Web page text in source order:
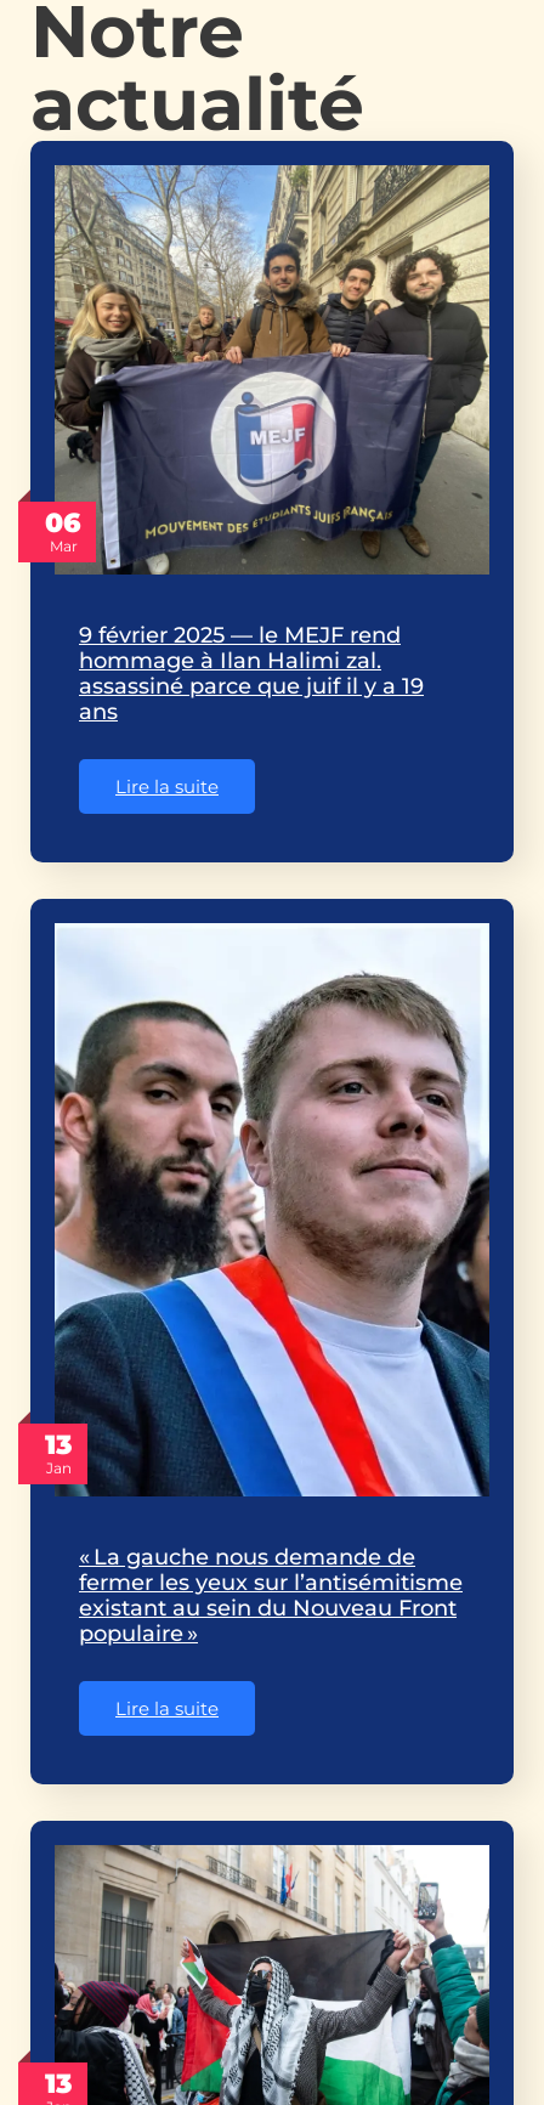
Notre
actualité
06
Mar
9 février 2025 — le MEJF rend
hommage à Ilan Halimi zal.
assassiné parce que juif il y a 19
ans
Lire la suite
13
Jan
« La gauche nous demande de
fermer les yeux sur l’antisémitisme
existant au sein du Nouveau Front
populaire »
Lire la suite
13